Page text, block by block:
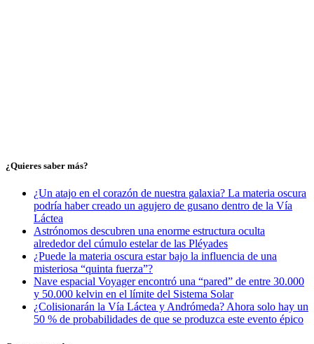
¿Quieres saber más?
¿Un atajo en el corazón de nuestra galaxia? La materia oscura
podría haber creado un agujero de gusano dentro de la Vía
Láctea
Astrónomos descubren una enorme estructura oculta
alrededor del cúmulo estelar de las Pléyades
¿Puede la materia oscura estar bajo la influencia de una
misteriosa “quinta fuerza”?
Nave espacial Voyager encontró una “pared” de entre 30.000
y 50.000 kelvin en el límite del Sistema Solar
¿Colisionarán la Vía Láctea y Andrómeda? Ahora solo hay un
50 % de probabilidades de que se produzca este evento épico